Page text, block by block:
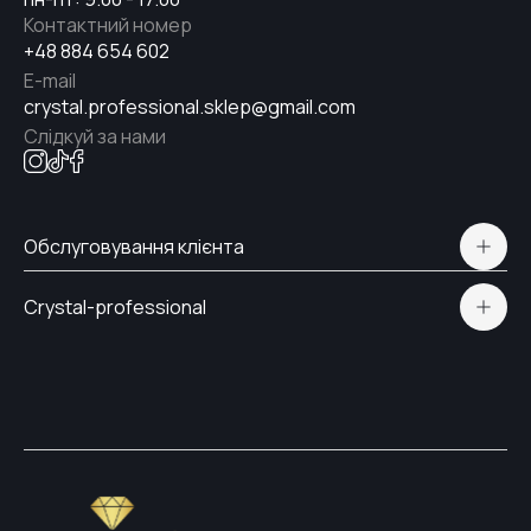
+48 884 654 602
Контактний номер
crystal.professional.sklep@gmail.com
E-mail
Слідкуй за нами
Обслуговування клієнта
Доставка і Оплата
Crystal-professional